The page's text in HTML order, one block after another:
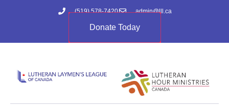
(519) 578-7420 admin@lll.ca
Donate Today